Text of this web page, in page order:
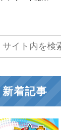
新着記事